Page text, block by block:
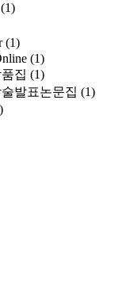
(1)
(1)
(1)
집 (1)
발표논문집 (1)